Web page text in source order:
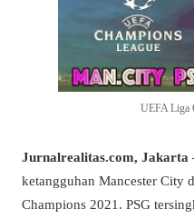
UEFA Liga
Jurnalrealitas.com, Jakarta
ketangguhan Mancester City
Champions 2021. PSG